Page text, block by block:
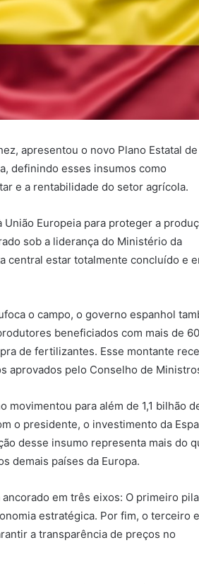
apresentou o novo Plano Estatal de
definindo esses insumos como
e a rentabilidade do setor agrícola.
Europeia para proteger a
sob a liderança do Ministério da
central estar totalmente concluído e
o campo, o governo espanhol
beneficiados com mais de
de fertilizantes. Esse montante
aprovados pelo Conselho de
para além de 1,1 bilhão
o presidente, o investimento da
desse insumo representa mais do
demais países da Europa.
em três eixos: O primeiro
estratégica. Por fim, o terceiro
a transparência de preços no